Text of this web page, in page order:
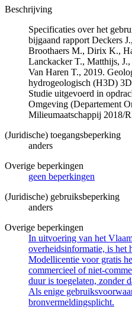
Beschrijving
Specificaties over het
bijgaand rapport Deckers
Broothaers M., Dirix K.,
Lanckacker T., Matthijs,
Van Haren T., 2019.
hydrogeologisch (H3D)
Studie uitgevoerd in
Omgeving (Departement
Milieumaatschappij 2018/
(Juridische) toegangsbeperking
anders
Overige beperkingen
geen beperkingen
(Juridische) gebruiksbeperking
anders
Overige beperkingen
In uitvoering van het
overheidsinformatie, is het
Modellicentie voor gratis
commercieel of niet-
duur is toegelaten, zonder
Als enige
bronvermeldingsplicht.